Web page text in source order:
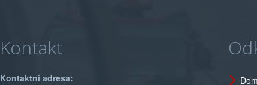
Kontakt
Kontaktní adresa: